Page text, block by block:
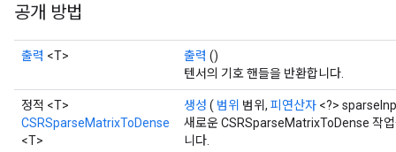
공개 방법
출력 <T> 출력 ()
텐서의 기호 핸들을 반환합니다.
정적 <T>
CSRSparseMatrixToDense
<T>
생성 ( 범위 범위, 피연산자 <?>
새로운 CSRSparseMatrixToDense 작
니다.